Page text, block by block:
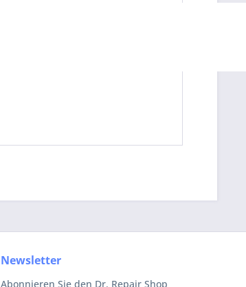
Newsletter
Abonnieren Sie den Dr. Repair Shop